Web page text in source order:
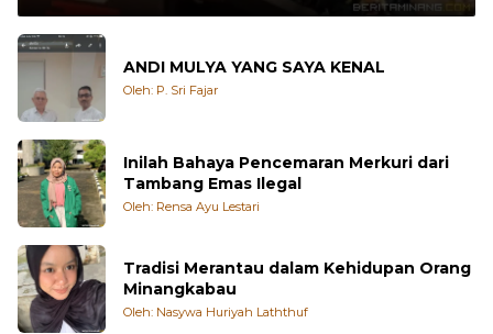
ANDI MULYA YANG SAYA KENAL
Oleh: P. Sri Fajar
Inilah Bahaya Pencemaran Merkuri dari
Tambang Emas Ilegal
Oleh: Rensa Ayu Lestari
Tradisi Merantau dalam Kehidupan Orang
Minangkabau
Oleh: Nasywa Huriyah Laththuf